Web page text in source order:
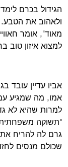
הגידול בכרם
ולאהוב את הטבע.
מאוד", אומר
למצוא איזון טוב
אמו, מה שמגיע
למרות שהיא לא
"תשוקה
גרם לה להריח את
שכולם מנסים